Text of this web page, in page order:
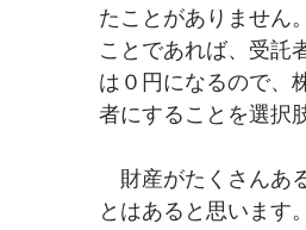
たことがありません
ことであれば、受託
は０円になるので、
者にすることを選択
財産がたくさんあ
とはあると思います